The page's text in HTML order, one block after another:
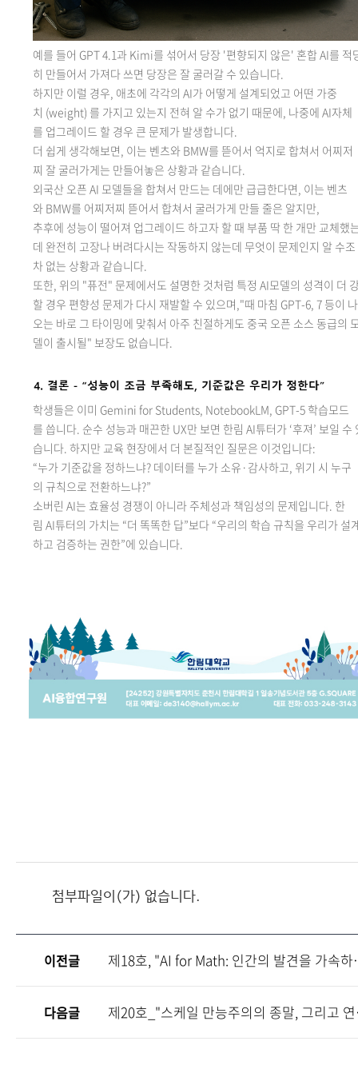
예를 들어 GPT 4.1과 Kimi를 섞어서 당장 '편향되지 않은' 혼합 AI를 적
히 만들어서 가져다 쓰면 당장은 잘 굴러갈 수 있습니다.
하지만 이럴 경우, 애초에 각각의 AI가 어떻게 설계되었고 어떤 가중
치 (weight) 를 가지고 있는지 전혀 알 수가 없기 때문에, 나중에 AI자체
를 업그레이드 할 경우 큰 문제가 발생합니다.
더 쉽게 생각해보면, 이는 벤츠와 BMW를 뜯어서 억지로 합쳐서 어찌저
찌 잘 굴러가게는 만들어놓은 상황과 같습니다.
외국산 오픈 AI 모델들을 합쳐서 만드는 데에만 급급한다면, 이는 벤츠
와 BMW를 어찌저찌 뜯어서 합쳐서 굴러가게 만들 줄은 알지만,
추후에 성능이 떨어져 업그레이드 하고자 할 때 부품 딱 한 개만 교체했
데 완전히 고장나 버려다시는 작동하지 않는데 무엇이 문제인지 알 수조
차 없는 상황과 같습니다.
또한, 위의 "퓨전" 문제에서도 설명한 것처럼 특정 AI모델의 성격이 더
할 경우 편향성 문제가 다시 재발할 수 있으며,"때 마침 GPT-6, 7 등이 나
오는 바로 그 타이밍에 맞춰서 아주 친절하게도 중국 오픈 소스 동급의
델이 출시될" 보장도 없습니다.
학생들은 이미 Gemini for Students, NotebookLM, GPT-5 학습모드
를 씁니다. 순수 성능과 매끈한 UX만 보면 한림 AI튜터가 ‘후져’ 보일 수
습니다. 하지만 교육 현장에서 더 본질적인 질문은 이것입니다:
“누가 기준값을 정하느냐? 데이터를 누가 소유·감사하고, 위기 시 누구
의 규칙으로 전환하느냐?”
소버린 AI는 효율성 경쟁이 아니라 주체성과 책임성의 문제입니다. 한
림 AI튜터의 가치는 “더 똑똑한 답”보다 “우리의 학습 규칙을 우리가 설
하고 검증하는 권한”에 있습니다.
첨부파일이(가) 없습니다.
이전글 제18호,
다음글 제